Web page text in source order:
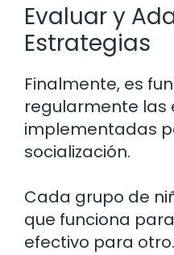
Evaluar y
Estrategias
Finalmente, es
regularmente las
implementadas
socialización.
Cada grupo de
que funciona
efectivo para otro.